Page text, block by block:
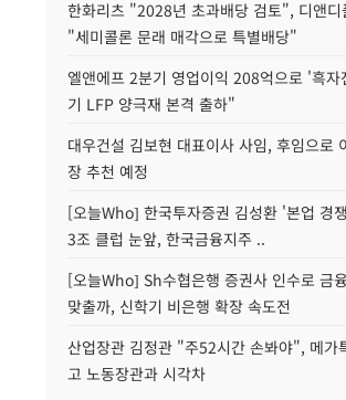
한화리츠 "2028년 초과배당 검토", 디앤디
"세미콜론 문래 매각으로 특별배당"
엘앤에프 2분기 영업이익 208억으로 '흑
기 LFP 양극재 본격 출하"
대우건설 김보현 대표이사 사임, 후임으로
장 추천 예정
[오늘Who] 한국투자증권 김성환 '본업 경
3조 클럽 눈앞, 한국금융지주 ..
[오늘Who] Sh수협은행 증권사 인수로 금
맞출까, 신학기 비은행 확장 속도전
산업장관 김정관 "주52시간 손봐야", 메가
고 노동장관과 시각차